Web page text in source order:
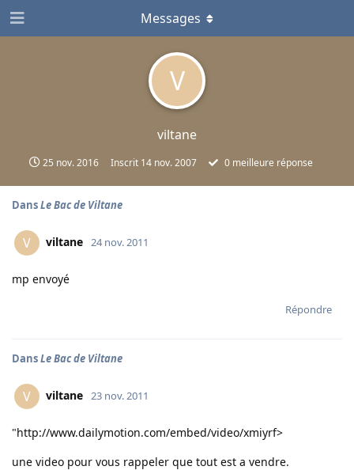
V
viltane
25 nov. 2016 Inscrit 14 nov. 2007 0 meilleure réponse
Messages
DansLe Bac de Viltane
V viltane 24 nov. 2011
mp envoyé
Répondre
DansLe Bac de Viltane
V viltane 23 nov. 2011
"http://www.dailymotion.com/embed/video/xmiyrf>
une video pour vous rappeler que tout est a vendre.